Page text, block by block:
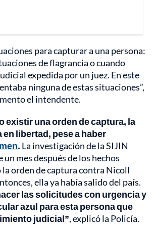
para capturar a una persona:
de flagrancia o cuando
expedida por un juez. En este
ninguna de estas situaciones”,
el intendente.
existir una orden de captura, la
en libertad, pese a haber
. La investigación de la SIJIN
mes después de los hechos
la orden de captura contra Nicoll
ella ya había salido del país.
las solicitudes con urgencia y
azul para esta persona que
judicial”, explicó la Policía.